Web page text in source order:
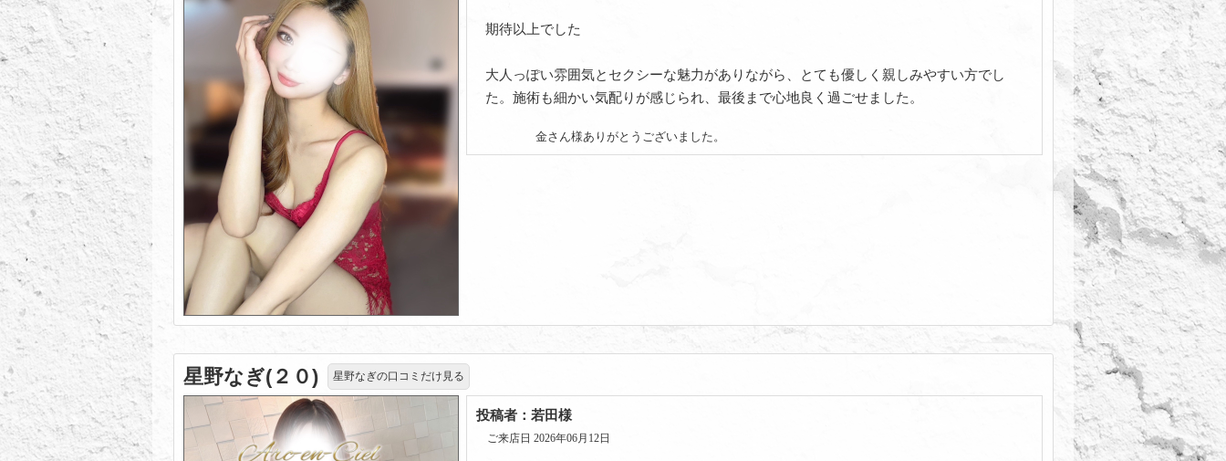
期待以上でした
大人っぽい雰囲気とセクシーな魅力がありながら、とても優しく親しみやすい方でし
た。施術も細かい気配りが感じられ、最後まで心地良く過ごせました。
金さん様ありがとうございました。
星野なぎ(２０) 星野なぎの口コミだけ見る
投稿者：若田様
ご来店日 2026年06月12日